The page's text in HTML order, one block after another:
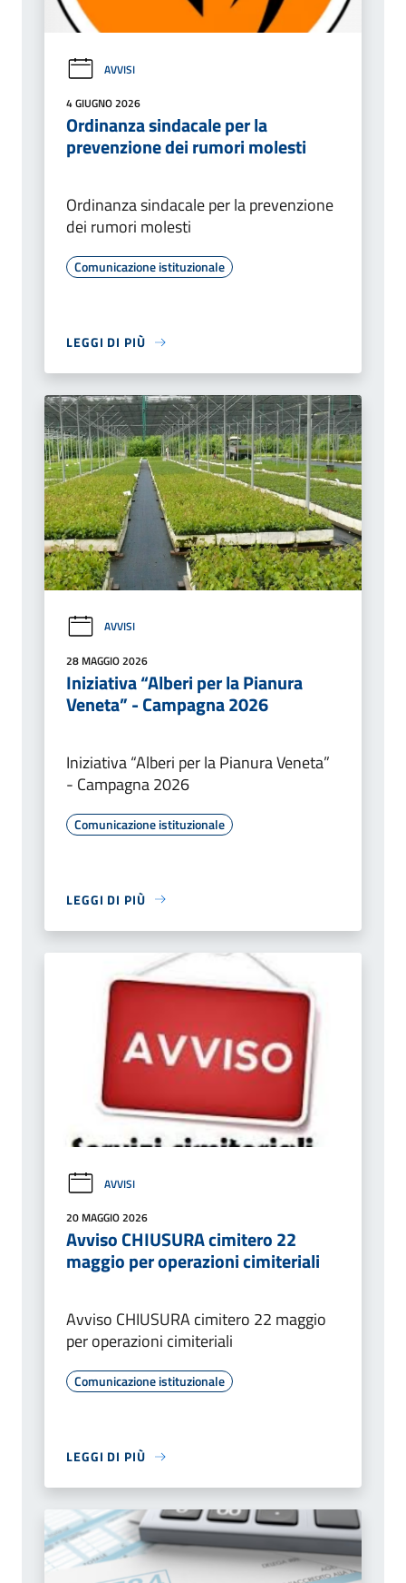
AVVISI
4 GIUGNO 2026
Ordinanza sindacale per la
prevenzione dei rumori molesti
Ordinanza sindacale per la prevenzione
dei rumori molesti
Comunicazione istituzionale
LEGGI DI PIÙ
AVVISI
28 MAGGIO 2026
Iniziativa “Alberi per la Pianura
Veneta” - Campagna 2026
Iniziativa “Alberi per la Pianura Veneta”
- Campagna 2026
Comunicazione istituzionale
LEGGI DI PIÙ
AVVISI
20 MAGGIO 2026
Avviso CHIUSURA cimitero 22
maggio per operazioni cimiteriali
Avviso CHIUSURA cimitero 22 maggio
per operazioni cimiteriali
Comunicazione istituzionale
LEGGI DI PIÙ